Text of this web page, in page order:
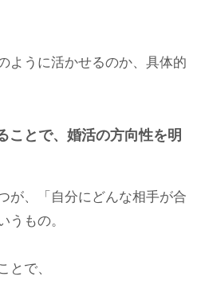
ように活かせるのか、具体的
ことで、婚活の方向性を明
が、「自分にどんな相手が合
うもの。
とで、